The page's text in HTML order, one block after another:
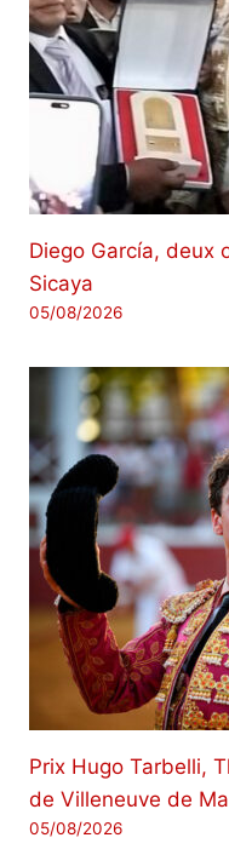
Diego García, deux
Sicaya
05/08/2026
Prix ​​Hugo Tarbelli,
de Villeneuve de
05/08/2026